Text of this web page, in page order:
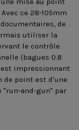
ce 28-105mm
de
utiliser la
le contrôle
(bagues 0.8
est impressionnant
de point est d'une
"run-and-gun" par